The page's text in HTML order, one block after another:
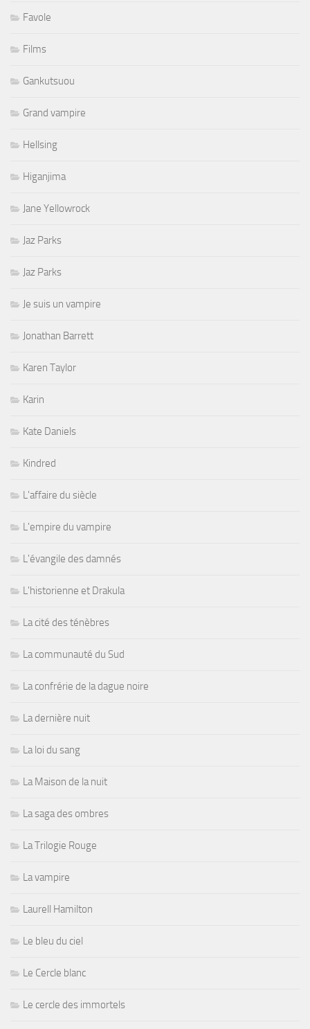
Favole
Films
Gankutsuou
Grand vampire
Hellsing
Higanjima
Jane Yellowrock
Jaz Parks
Jaz Parks
Je suis un vampire
Jonathan Barrett
Karen Taylor
Karin
Kate Daniels
Kindred
L'affaire du siècle
L'empire du vampire
L'évangile des damnés
L'historienne et Drakula
La cité des ténèbres
La communauté du Sud
La confrérie de la dague noire
La dernière nuit
La loi du sang
La Maison de la nuit
La saga des ombres
La Trilogie Rouge
La vampire
Laurell Hamilton
Le bleu du ciel
Le Cercle blanc
Le cercle des immortels